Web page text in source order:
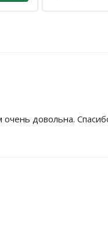
очень довольна.